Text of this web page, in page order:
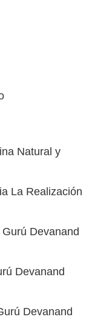
Natural y
La Realización
Devanand
Devanand
Devanand